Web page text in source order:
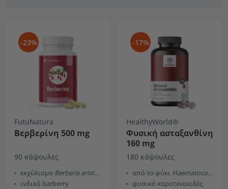
-23%
FutuNatura
Βερβερίνη 500 mg
90 κάψουλες
εκχύλισμα Berberis aristata
ινδικό barberry
-17%
HealthyWorld®
Φυσική ασταξανθίνη
160 mg
180 κάψουλες
από το φύκι Haematococcus pluvialis
φυσικό καροτενοειδές